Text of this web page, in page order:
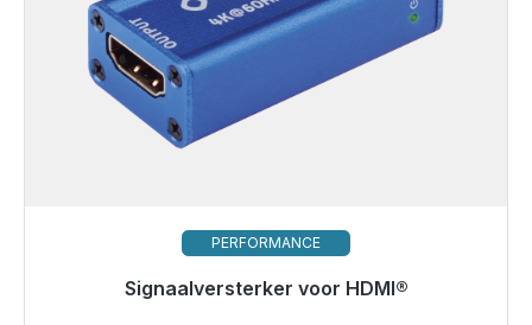
PERFORMANCE
Signaalversterker voor HDMI®
Klaar voor onmiddellijke verzending, levertijd 48 uur*